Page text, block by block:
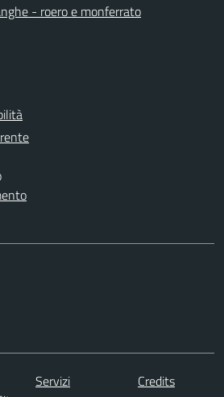
- roero e monferrato
Servizi
Credits